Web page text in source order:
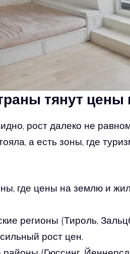
тянут цены
рост далеко не
а есть зоны, где
где цены на землю и
регионы (Тироль,
рост цен.